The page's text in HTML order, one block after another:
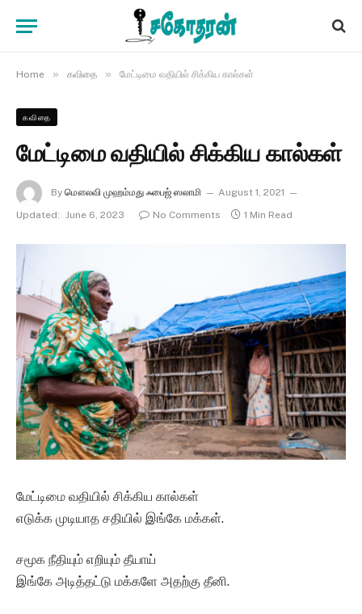
Home » கவிதை » மேட்டிமை வதியில் சிக்கிய கால்கள்
கவிதை
மேட்டிமை வதியில் சிக்கிய கால்கள்
By மௌலவி முஹம்மது ஃபைஜ் ஸலாமி
August 1, 2021
Updated: June 6, 2023 No Comments 1 Min Read
மேட்டிமை வதியில் சிக்கிய கால்கள்
எடுக்க முடியாத சதியில் இங்கே மக்கள்.
சமூக நீதியும் எறியும் தீயாய்
இங்கே அடித்தட்டு மக்களே அதற்கு தீனி.